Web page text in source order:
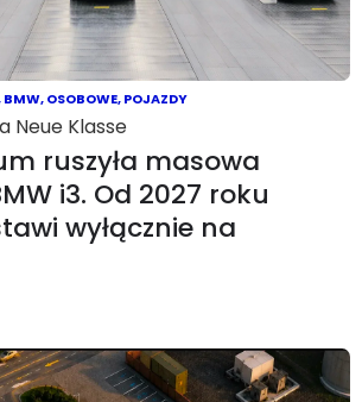
BMW,OSOBOWE,POJAZDY
Neue Klasse
ruszyła masowa
i3. Od 2027 roku
wyłącznie na